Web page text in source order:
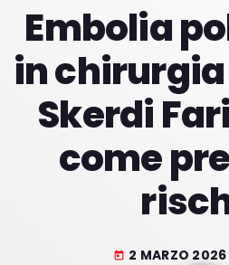
play_arrow
HOME
PROGRAMACION
Embolia
in
Skerdi
come
today 2 MARZO 2026